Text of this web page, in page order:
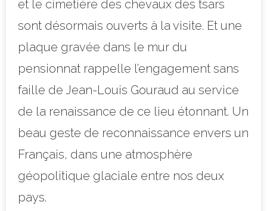
et le cimetière des chevaux des tsars
sont désormais ouverts à la visite. Et une
plaque gravée dans le mur du
pensionnat rappelle l’engagement sans
faille de Jean-Louis Gouraud au service
de la renaissance de ce lieu étonnant. Un
beau geste de reconnaissance envers un
Français, dans une atmosphère
géopolitique glaciale entre nos deux
pays.